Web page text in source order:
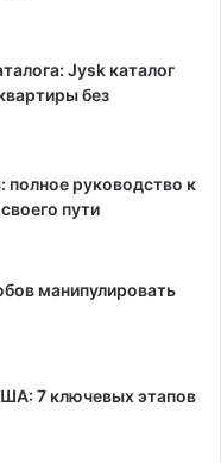
Jysk каталог
без
полное руководство к
пути
манипулировать
7 ключевых этапов